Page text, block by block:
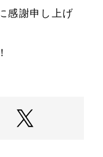
感謝申し上げ